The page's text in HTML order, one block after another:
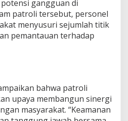
gangguan di
patroli tersebut, personel
menyusuri sejumlah titik
pemantauan terhadap
bahwa patroli
upaya membangun sinergi
masyarakat. “Keamanan